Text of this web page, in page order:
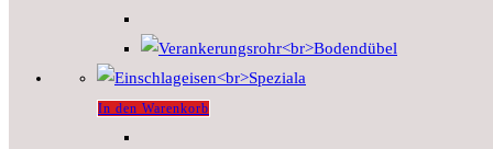
In den Warenkorb